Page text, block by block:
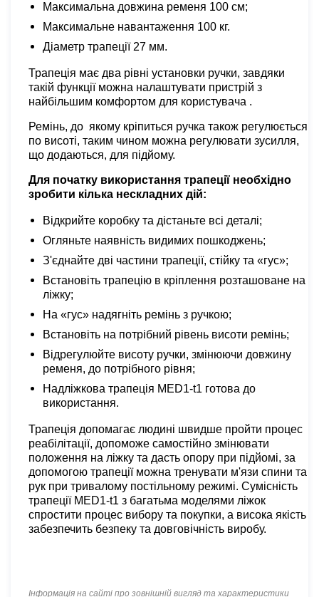
Максимальна довжина ременя 100 см;
Максимальне навантаження 100 кг.
Діаметр трапеції 27 мм.
Трапеція має два рівні установки ручки, завдяки
такій функції можна налаштувати пристрій з
найбільшим комфортом для користувача .
Ремінь, до якому кріпиться ручка також регулюється
по висоті, таким чином можна регулювати зусилля,
що додаються, для підйому.
Для початку використання трапеції необхідно
зробити кілька нескладних дій:
Відкрийте коробку та дістаньте всі деталі;
Огляньте наявність видимих пошкоджень;
З'єднайте дві частини трапеції, стійку та «гус»;
Встановіть трапецію в кріплення розташоване на
ліжку;
На «гус» надягніть ремінь з ручкою;
Встановіть на потрібний рівень висоти ремінь;
Відрегулюйте висоту ручки, змінюючи довжину
ременя, до потрібного рівня;
Надліжкова трапеція MED1-t1 готова до
використання.
Трапеція допомагає людині швидше пройти процес
реабілітації, допоможе самостійно змінювати
положення на ліжку та дасть опору при підйомі, за
допомогою трапеції можна тренувати м'язи спини та
рук при тривалому постільному режимі. Сумісність
трапеції MED1-t1 з багатьма моделями ліжок
спростити процес вибору та покупки, а висока якість
забезпечить безпеку та довговічність виробу.
Інформація на сайті про зовнішній вигляд та характеристики